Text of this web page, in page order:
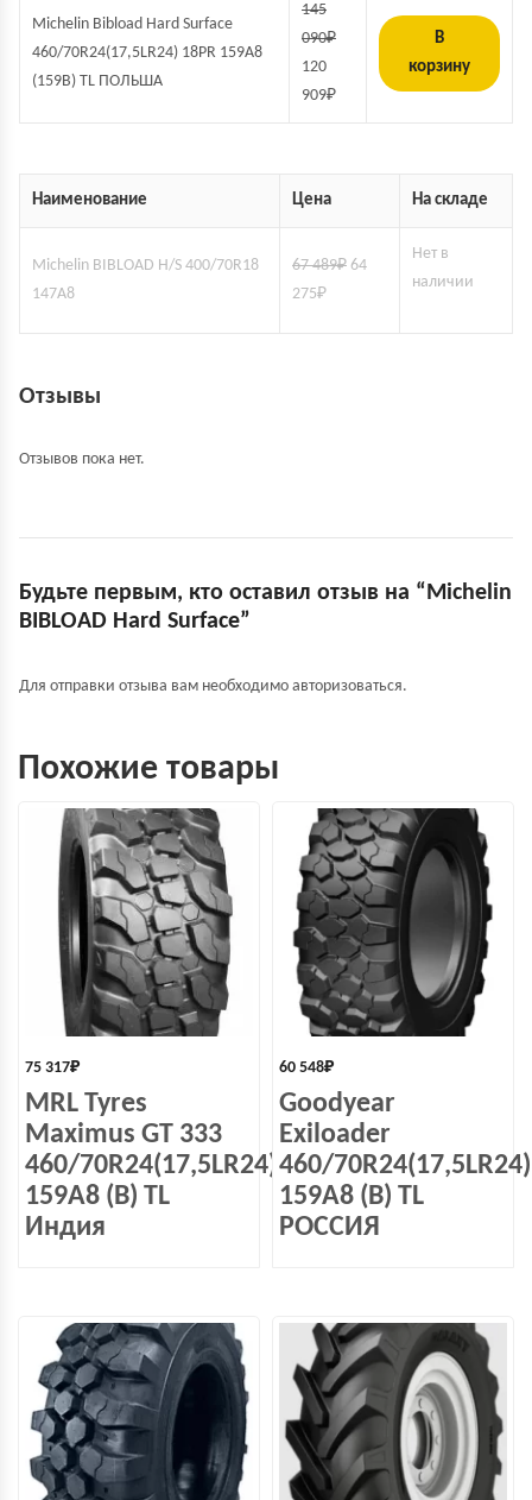
Michelin Bibload Hard Surface
460/70R24(17,5LR24) 18PR 159A8
(159B) TL ПОЛЬША
145
090₽
120
909₽
В
корзину
Наименование Цена На складе
Michelin BIBLOAD H/S 400/70R18
147A8
67 489₽ 64
275₽
Нет в
наличии
Отзывы
Отзывов пока нет.
Будьте первым, кто оставил отзыв на “Michelin
BIBLOAD Hard Surface”
Для отправки отзыва вам необходимо авторизоваться.
Похожие товары
75 317₽
MRL Tyres
Maximus GT 333
460/70R24(17,5LR24)
159A8 (B) TL
Индия
60 548₽
Goodyear
Exiloader
460/70R24(17,5LR24)
159A8 (B) TL
РОССИЯ